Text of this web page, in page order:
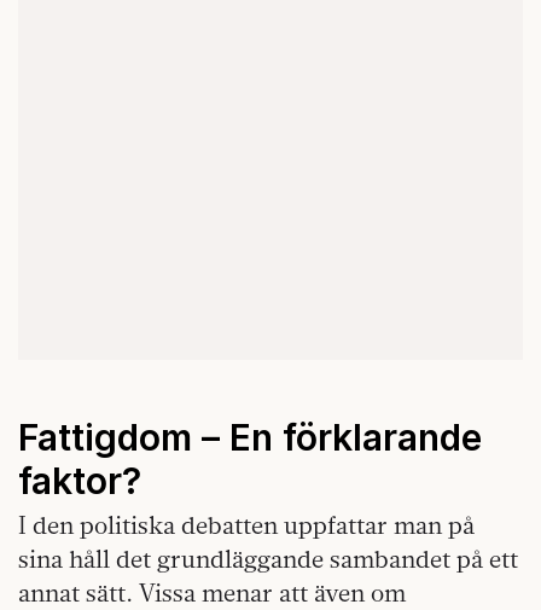
Fattigdom – En förklarande
faktor?
I den politiska debatten uppfattar man på
sina håll det grundläggande sambandet på ett
annat sätt. Vissa menar att även om